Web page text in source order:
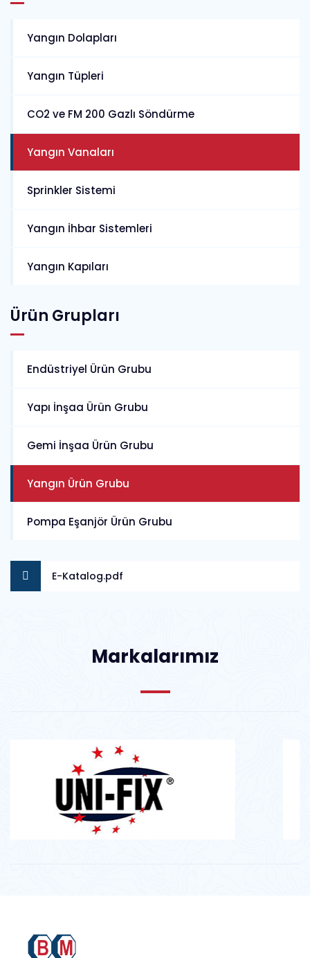
Yangın Dolapları
Yangın Tüpleri
CO2 ve FM 200 Gazlı Söndürme
Yangın Vanaları
Sprinkler Sistemi
Yangın İhbar Sistemleri
Yangın Kapıları
Ürün Grupları
Endüstriyel Ürün Grubu
Yapı İnşaa Ürün Grubu
Gemi İnşaa Ürün Grubu
Yangın Ürün Grubu
Pompa Eşanjör Ürün Grubu
E-Katalog.pdf
Markalarımız